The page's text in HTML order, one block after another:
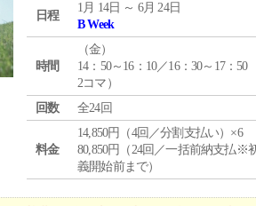
日程
1月 14日 ～ 6月 24日
B Week
時間
（金）
14：50～16：10／16：30～17：50
2コマ）
回数
全24回
料金
14,850円（4回／分割支払い）×6
80,850円（24回／一括前納支払※
義開始前まで）